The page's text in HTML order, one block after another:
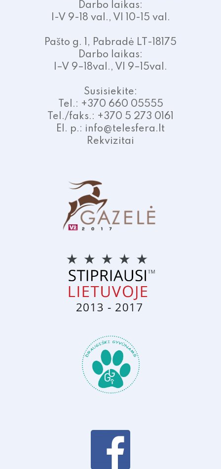
Darbo laikas:
I-V 9-18 val., VI 10-15 val.
Pašto g. 1, Pabradė LT-18175
Darbo laikas:
I–V 9–18val., VI 9–15val.
Susisiekite:
Tel.: +370 660 05555
Tel./faks.: +370 5 273 0161
El. p.: info@telesfera.lt
Rekvizitai